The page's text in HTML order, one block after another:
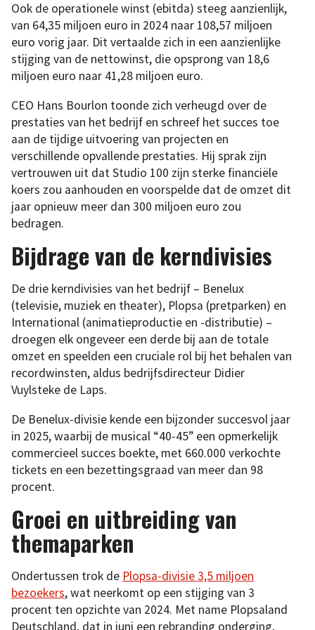
Ook de operationele winst (ebitda) steeg aanzienlijk,
van 64,35 miljoen euro in 2024 naar 108,57 miljoen
euro vorig jaar. Dit vertaalde zich in een aanzienlijke
stijging van de nettowinst, die opsprong van 18,6
miljoen euro naar 41,28 miljoen euro.
CEO Hans Bourlon toonde zich verheugd over de
prestaties van het bedrijf en schreef het succes toe
aan de tijdige uitvoering van projecten en
verschillende opvallende prestaties. Hij sprak zijn
vertrouwen uit dat Studio 100 zijn sterke financiële
koers zou aanhouden en voorspelde dat de omzet dit
jaar opnieuw meer dan 300 miljoen euro zou
bedragen.
Bijdrage van de kerndivisies
De drie kerndivisies van het bedrijf – Benelux
(televisie, muziek en theater), Plopsa (pretparken) en
International (animatieproductie en -distributie) –
droegen elk ongeveer een derde bij aan de totale
omzet en speelden een cruciale rol bij het behalen van
recordwinsten, aldus bedrijfsdirecteur Didier
Vuylsteke de Laps.
De Benelux-divisie kende een bijzonder succesvol jaar
in 2025, waarbij de musical “40-45” een opmerkelijk
commercieel succes boekte, met 660.000 verkochte
tickets en een bezettingsgraad van meer dan 98
procent.
Groei en uitbreiding van
themaparken
Ondertussen trok de Plopsa-divisie 3,5 miljoen
bezoekers, wat neerkomt op een stijging van 3
procent ten opzichte van 2024. Met name Plopsaland
Deutschland, dat in juni een rebranding onderging,